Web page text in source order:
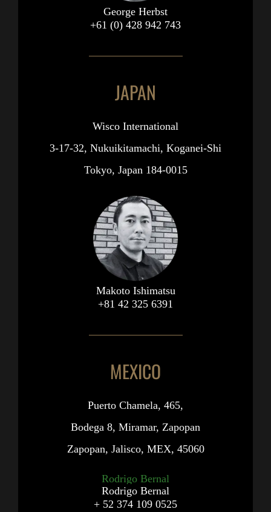
George Herbst
+61 (0) 428 942 743
JAPAN
Wisco International
3-17-32, Nukuikitamachi, Koganei-Shi
Tokyo, Japan 184-0015
Makoto Ishimatsu
+81 42 325 6391
MEXICO
Puerto Chamela, 465,
Bodega 8, Miramar, Zapopan
Zapopan, Jalisco, MEX, 45060
Rodrigo Bernal
+ 52 374 109 0525